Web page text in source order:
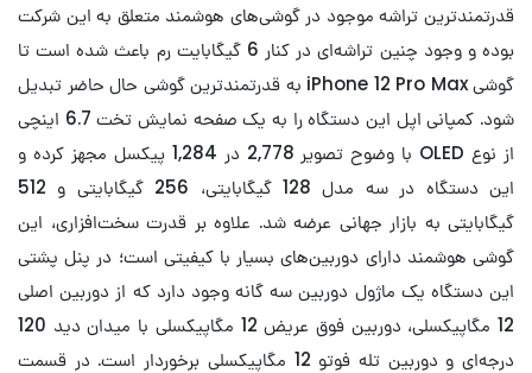
قدرتمندترین تراشه موجود در گوشی‌های هوشمند متعلق به این شرکت
بوده و وجود چنین تراشه‌ای در کنار 6 گیگابایت رم باعث شده است تا
گوشی iPhone 12 Pro Max به قدرتمندترین گوشی حال حاضر تبدیل
شود. کمپانی اپل این دستگاه را به یک صفحه نمایش تخت 6.7 اینچی
از نوع OLED با وضوح تصویر 2,778 در 1,284 پیکسل مجهز کرده و
این دستگاه در سه مدل 128 گیگابایتی، 256 گیگابایتی و 512
گیگابایتی به بازار جهانی عرضه شد. علاوه بر قدرت سخت‌افزاری، این
گوشی هوشمند دارای دوربین‌های بسیار با کیفیتی است؛ در پنل پشتی
این دستگاه یک ماژول دوربین سه گانه وجود دارد که از دوربین اصلی
12 مگاپیکسلی، دوربین فوق عریض 12 مگاپیکسلی با میدان دید 120
درجه‌ای و دوربین تله فوتو 12 مگاپیکسلی برخوردار است. در قسمت